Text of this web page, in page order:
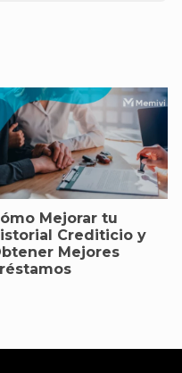
Mejorar tu
Crediticio y
Mejores